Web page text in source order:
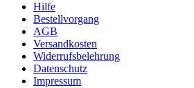
Hilfe
Bestellvorgang
AGB
Versandkosten
Widerrufsbelehrung
Datenschutz
Impressum